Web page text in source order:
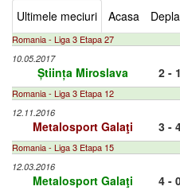
Ultimele meciuri Acasa
Romania - Liga 3 Etapa 27
10.05.2017
Știința Miroslava 2 - 1
Romania - Liga 3 Etapa 12
12.11.2016
Metalosport Galaţi 3 -
Romania - Liga 3 Etapa 15
12.03.2016
Metalosport Galaţi 4 -